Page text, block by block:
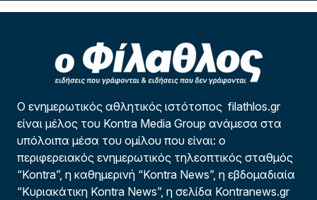
Ο ενημερωτικός αθλητικός ιστότοπος filathlos.gr
είναι μέλος του Kontra Media Group ανάμεσα στα
υπόλοιπα μέσα του ομίλου που είναι: ο
περιφερειακός ενημερωτικός τηλεοπτικός σταθμός
“Kontra”, η καθημερινή “Kontra News”, η εβδομαδιαία
“Κυριακάτικη Kontra News”, η σελίδα Kontranews.gr